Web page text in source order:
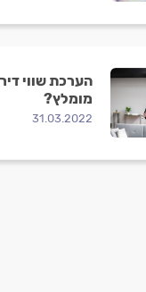
הערכת שווי
מומלץ?
31.03.2022